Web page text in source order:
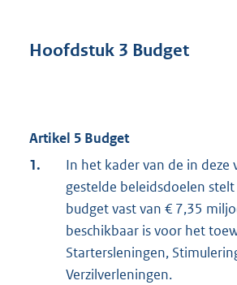
Hoofdstuk 3 Budget
Artikel 5 Budget
1.
In het kader van de in deze
gestelde beleidsdoelen
budget vast van € 7,35
beschikbaar is voor het
Startersleningen,
Verzilverleningen.